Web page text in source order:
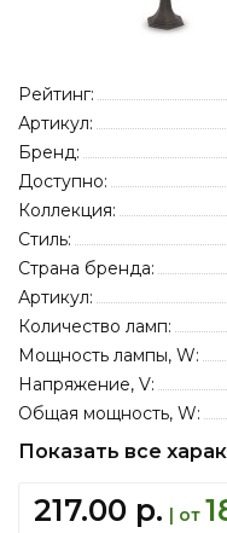
Рейтинг:
Артикул:
Бренд:
Доступно:
Коллекция:
Стиль:
Страна бренда:
Артикул:
Количество ламп:
Мощность лампы, W:
Напряжение, V:
Общая мощность, W:
Показать все
217.00 р. | от